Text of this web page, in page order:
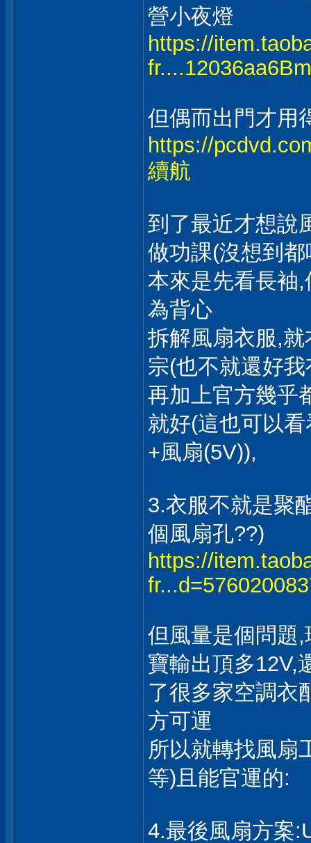
營小夜燈
https://
但偶而出門才用
https://
續航
到了最近才想說
做功課(沒想到
本來是先看長袖
為背心
拆解風扇衣服,
宗(也不就還好
再加上官方幾乎
就好(這也可以
+風扇(5V)),
3.衣服不就是聚
個風扇孔??)
https://
但風量是個問題
寶輸出頂多12V,
了很多家空調衣
方可運
所以就轉找風扇
等)且能官運的:
4.最後風扇方案